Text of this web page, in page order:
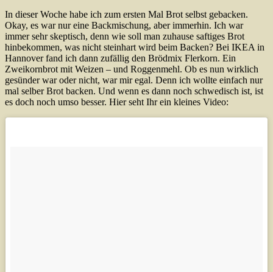
In dieser Woche habe ich zum ersten Mal Brot selbst gebacken.
Okay, es war nur eine Backmischung, aber immerhin. Ich war
immer sehr skeptisch, denn wie soll man zuhause saftiges Brot
hinbekommen, was nicht steinhart wird beim Backen? Bei IKEA in
Hannover fand ich dann zufällig den Brödmix Flerkorn. Ein
Zweikornbrot mit Weizen – und Roggenmehl. Ob es nun wirklich
gesünder war oder nicht, war mir egal. Denn ich wollte einfach nur
mal selber Brot backen. Und wenn es dann noch schwedisch ist, ist
es doch noch umso besser. Hier seht Ihr ein kleines Video: